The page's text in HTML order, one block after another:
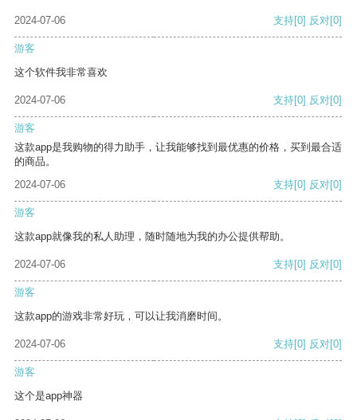
2024-07-06 支持[0] 反对[0]
游客
这个软件我非常喜欢
2024-07-06 支持[0] 反对[0]
游客
这款app是我购物的得力助手，让我能够找到最优惠的价格，买到最合适
的商品。
2024-07-06
支持[0] 反对[0]
游客
这款app就像我的私人助理，随时随地为我的办公提供帮助。
2024-07-06 支持[0] 反对[0]
游客
这款app的游戏非常好玩，可以让我消磨时间。
2024-07-06 支持[0] 反对[0]
游客
这个是app神器